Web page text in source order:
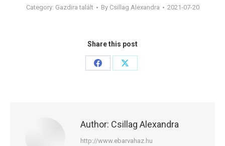
Category: Gazdira talált By Csillag Alexandra 2021-07-20
Share this post
Share
Share
Author: Csillag Alexandra
http://www.ebarvahaz.hu